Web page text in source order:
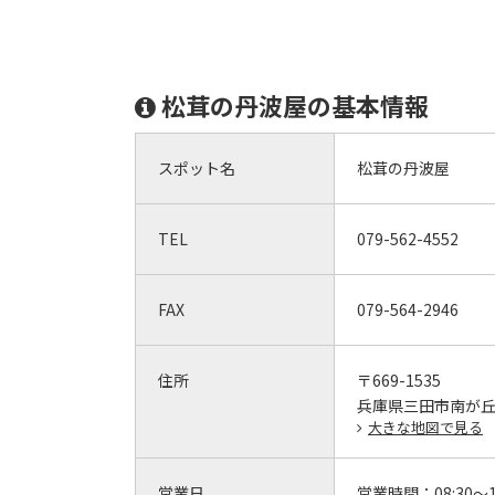
松茸の丹波屋の基本情報
スポット名 松茸の丹波屋
TEL 079-562-4552
FAX 079-564-2946
住所
〒669-1535
兵庫県三田市南が
大きな地図で見る